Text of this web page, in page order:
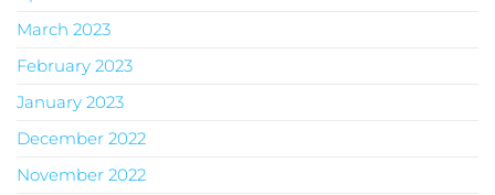
March 2023
February 2023
January 2023
December 2022
November 2022